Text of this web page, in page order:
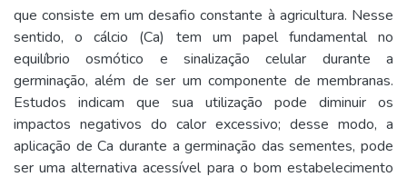
que consiste em um desafio constante à agricultura. Nesse
sentido, o cálcio (Ca) tem um papel fundamental no
equilíbrio osmótico e sinalização celular durante a
germinação, além de ser um componente de membranas.
Estudos indicam que sua utilização pode diminuir os
impactos negativos do calor excessivo; desse modo, a
aplicação de Ca durante a germinação das sementes, pode
ser uma alternativa acessível para o bom estabelecimento